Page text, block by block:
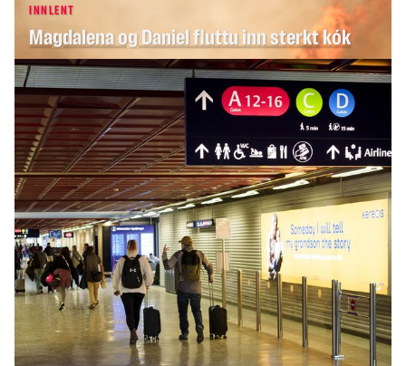
INNLENT
Magdalena og Daniel fluttu inn sterkt kók
INNLENT